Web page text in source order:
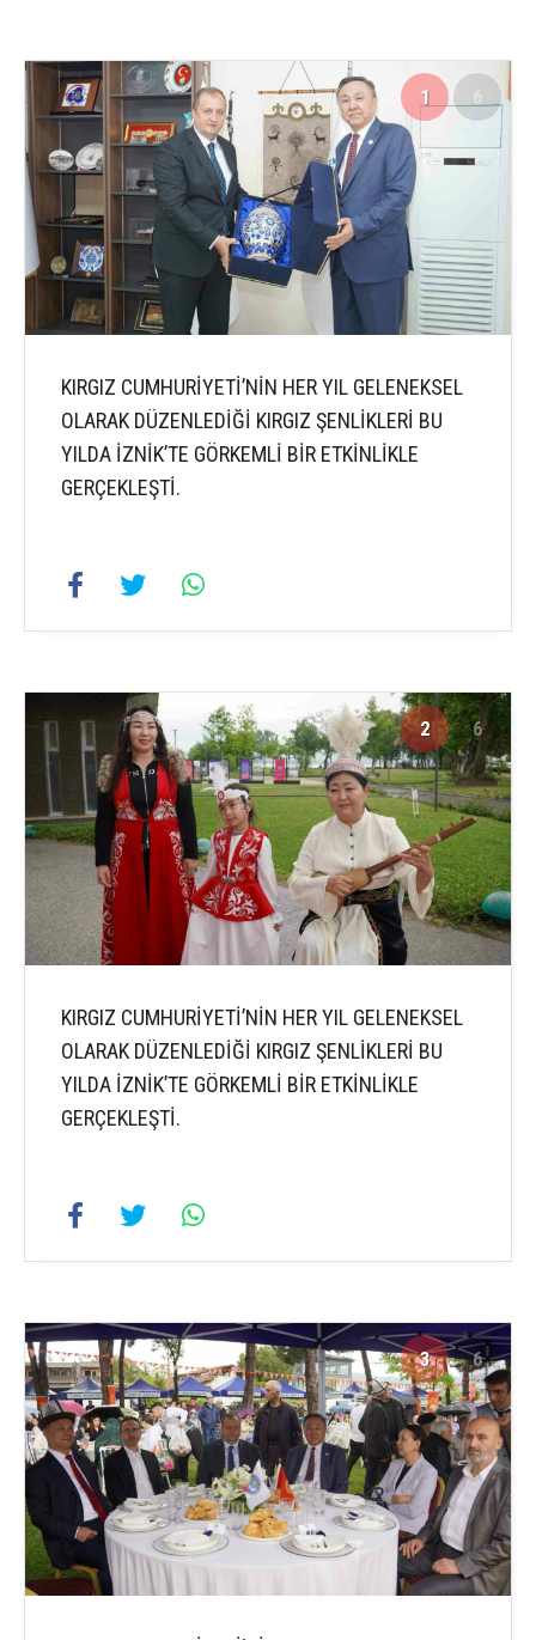
1 6
KIRGIZ CUMHURİYETİ’NİN HER YIL GELENEKSEL
OLARAK DÜZENLEDİĞİ KIRGIZ ŞENLİKLERİ BU
YILDA İZNİK’TE GÖRKEMLİ BİR ETKİNLİKLE
GERÇEKLEŞTİ.
2 6
KIRGIZ CUMHURİYETİ’NİN HER YIL GELENEKSEL
OLARAK DÜZENLEDİĞİ KIRGIZ ŞENLİKLERİ BU
YILDA İZNİK’TE GÖRKEMLİ BİR ETKİNLİKLE
GERÇEKLEŞTİ.
3 6